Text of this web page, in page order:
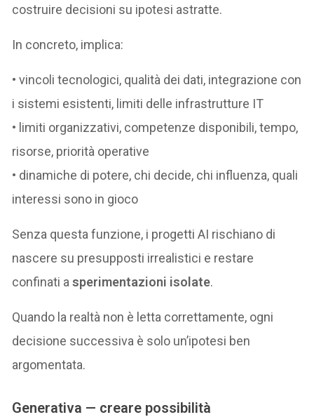
costruire decisioni su ipotesi astratte.
In concreto, implica:
• vincoli tecnologici, qualità dei dati, integrazione con
i sistemi esistenti, limiti delle infrastrutture IT
• limiti organizzativi, competenze disponibili, tempo,
risorse, priorità operative
• dinamiche di potere, chi decide, chi influenza, quali
interessi sono in gioco
Senza questa funzione, i progetti AI rischiano di
nascere su presupposti irrealistici e restare
confinati asperimentazioni isolate.
Quando la realtà non è letta correttamente, ogni
decisione successiva è solo un’ipotesi ben
argomentata.
Generativa — creare possibilità